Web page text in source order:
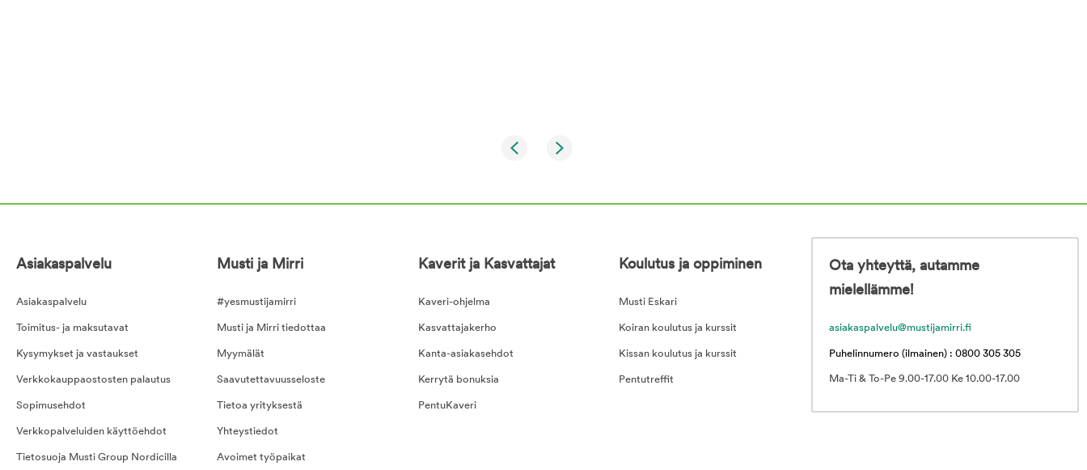
Asiakaspalvelu
Asiakaspalvelu
Toimitus- ja maksutavat
Kysymykset ja vastaukset
Verkkokauppaostosten palautus
Sopimusehdot
Verkkopalveluiden käyttöehdot
Tietosuoja Musti Group Nordicilla
Musti ja Mirri
#yesmustijamirri
Musti ja Mirri tiedottaa
Myymälät
Saavutettavuusseloste
Tietoa yrityksestä
Yhteystiedot
Avoimet työpaikat
Kaverit ja Kasvattajat
Kaveri-ohjelma
Kasvattajakerho
Kanta-asiakasehdot
Kerrytä bonuksia
PentuKaveri
Koulutus ja oppiminen
Musti Eskari
Koiran koulutus ja kurssit
Kissan koulutus ja kurssit
Pentutreffit
Ota yhteyttä, autamme
mielellämme!
asiakaspalvelu@mustijamirri.fi
Puhelinnumero (ilmainen) : 0800 305 305
Ma-Ti & To-Pe 9.00-17.00 Ke 10.00-17.00